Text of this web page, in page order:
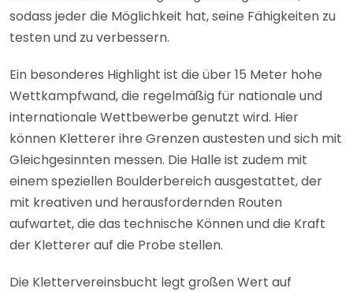
sodass jeder die Möglichkeit hat, seine Fähigkeiten zu
testen und zu verbessern.
Ein besonderes Highlight ist die über 15 Meter hohe
Wettkampfwand, die regelmäßig für nationale und
internationale Wettbewerbe genutzt wird. Hier
können Kletterer ihre Grenzen austesten und sich mit
Gleichgesinnten messen. Die Halle ist zudem mit
einem speziellen Boulderbereich ausgestattet, der
mit kreativen und herausfordernden Routen
aufwartet, die das technische Können und die Kraft
der Kletterer auf die Probe stellen.
Die Klettervereinsbucht legt großen Wert auf